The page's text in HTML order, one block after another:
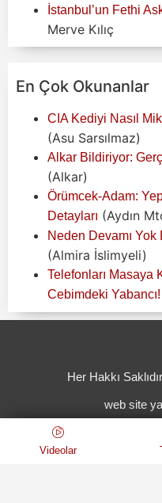
İstanbul’un Fethi
Merve Kılıç
En Çok Okunanlar
CIA Kediyi Nasıl
(Asu Sarsılmaz)
Alkar Bildiriyor:
(Alkar)
Örümcek-Adam:
Detayları (Aydın
Neden Devamı
(Almira İslimyeli)
Telefonları Masaya
Cebimdeki Yabancı!
Her Hakkı
web site
Videolar